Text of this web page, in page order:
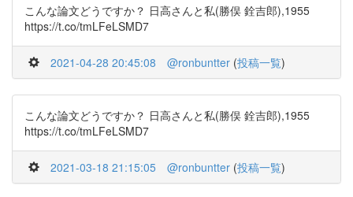
こんな論文どうですか？ 日高さんと私(勝俣 銓吉郎),1955
https://t.co/tmLFeLSMD7
2021-04-28 20:45:08 @ronbuntter (投稿一覧)
こんな論文どうですか？ 日高さんと私(勝俣 銓吉郎),1955
https://t.co/tmLFeLSMD7
2021-03-18 21:15:05 @ronbuntter (投稿一覧)